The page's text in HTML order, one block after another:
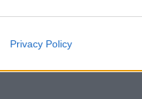
Privacy Policy